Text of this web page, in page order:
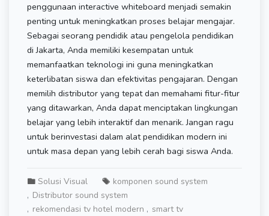
penggunaan interactive whiteboard menjadi semakin
penting untuk meningkatkan proses belajar mengajar.
Sebagai seorang pendidik atau pengelola pendidikan
di Jakarta, Anda memiliki kesempatan untuk
memanfaatkan teknologi ini guna meningkatkan
keterlibatan siswa dan efektivitas pengajaran. Dengan
memilih distributor yang tepat dan memahami fitur-fitur
yang ditawarkan, Anda dapat menciptakan lingkungan
belajar yang lebih interaktif dan menarik. Jangan ragu
untuk berinvestasi dalam alat pendidikan modern ini
untuk masa depan yang lebih cerah bagi siswa Anda.
Solusi Visual
komponen sound system
Distributor sound system
rekomendasi tv hotel modern
smart tv